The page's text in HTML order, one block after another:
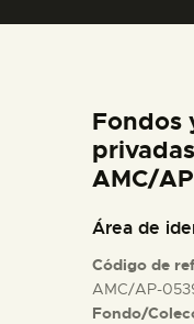
Fondos
AMC/
Área de
Código de
AMC/AP-
Fondo/